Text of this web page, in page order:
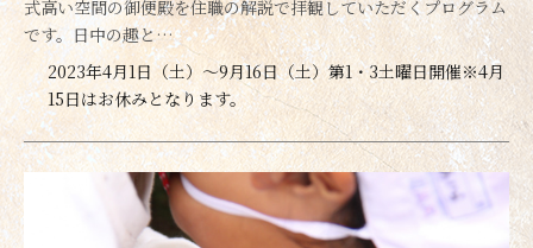
式高い空間の御便殿を住職の解説で拝観していただくプログラム
です。日中の趣と…
2023年4月1日（土）～9月16日（土）第1・3土曜日開催※4月
15日はお休みとなります。